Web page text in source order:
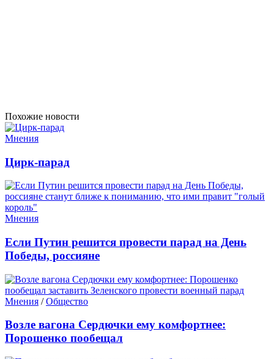
Похожие новости
Мнения
Цирк-парад
Мнения
Если Путин решится провести парад на День
Победы, россияне
Мнения /Общество
Возле вагона Сердючки ему комфортнее:
Порошенко пообещал